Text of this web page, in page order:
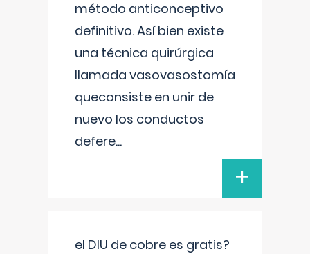
método anticonceptivo
definitivo. Así bien existe
una técnica quirúrgica
llamada vasovasostomía
queconsiste en unir de
nuevo los conductos
defere...
+
el DIU de cobre es gratis?